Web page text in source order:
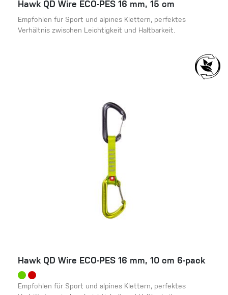
Hawk QD Wire ECO-PES 16 mm, 15 cm
Empfohlen für Sport und alpines Klettern, perfektes
Verhältnis zwischen Leichtigkeit und Haltbarkeit.
Hawk QD Wire ECO-PES 16 mm, 10 cm 6-pack
Empfohlen für Sport und alpines Klettern, perfektes